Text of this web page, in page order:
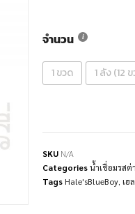
จำนวน
1 ขวด 1 ลัง (12
SKU N/A
Categoriesน้ำเชื่อมรสต่
Tags Hale'sBlueBoy, เฮ